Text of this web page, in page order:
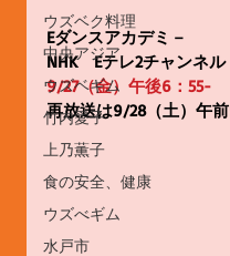
ウズベク料理
中央アジア
ウズベギム
竹内愛子
上乃薫子
食の安全、健康
ウズべギム
水戸市
Eダンスアカデミ－
NHK　Eテレ2チャンネル
9/27（金）午後6：55-
再放送は9/28（土）午